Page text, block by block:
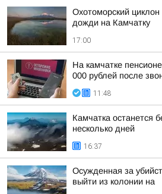
Охотоморский
дожди на Камчатку
17:00
На камчатке
000 рублей после
11:48
Камчатка останется
несколько дней
16:37
Осужденная за
выйти из колонии на